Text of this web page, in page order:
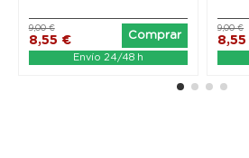
8,55 €
9,00 €
Comprar
Envío 24/48 h
9,00 €